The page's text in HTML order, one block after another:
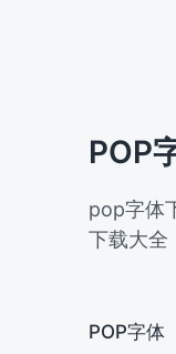
POP
pop字体
下载大全
POP字体